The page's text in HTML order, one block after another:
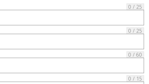
0 / 25
0 / 25
0 / 60
0 / 15